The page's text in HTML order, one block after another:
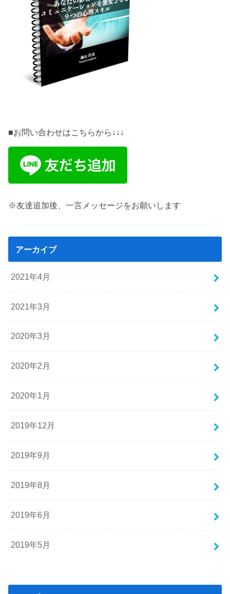
■お問い合わせはこちらから↓↓↓
※友達追加後、一言メッセージをお願いします
アーカイブ
2021年4月
2021年3月
2020年3月
2020年2月
2020年1月
2019年12月
2019年9月
2019年8月
2019年6月
2019年5月